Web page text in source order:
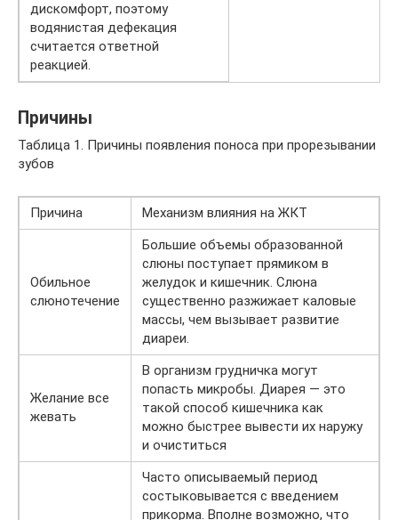
дискомфорт, поэтому
водянистая дефекация
считается ответной
реакцией.
Причины
Таблица 1. Причины появления поноса при прорезывании
зубов
Причина Механизм влияния на ЖКТ
Обильное
слюнотечение
Большие объемы образованной
слюны поступает прямиком в
желудок и кишечник. Слюна
существенно разжижает каловые
массы, чем вызывает развитие
диареи.
Желание все
жевать
В организм грудничка могут
попасть микробы. Диарея — это
такой способ кишечника как
можно быстрее вывести их наружу
и очиститься
Часто описываемый период
состыковывается с введением
прикорма. Вполне возможно, что